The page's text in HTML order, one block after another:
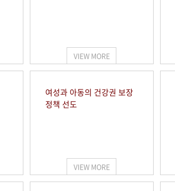
VIEW MORE
여성과 아동의 건강권 보장
정책 선도
VIEW MORE